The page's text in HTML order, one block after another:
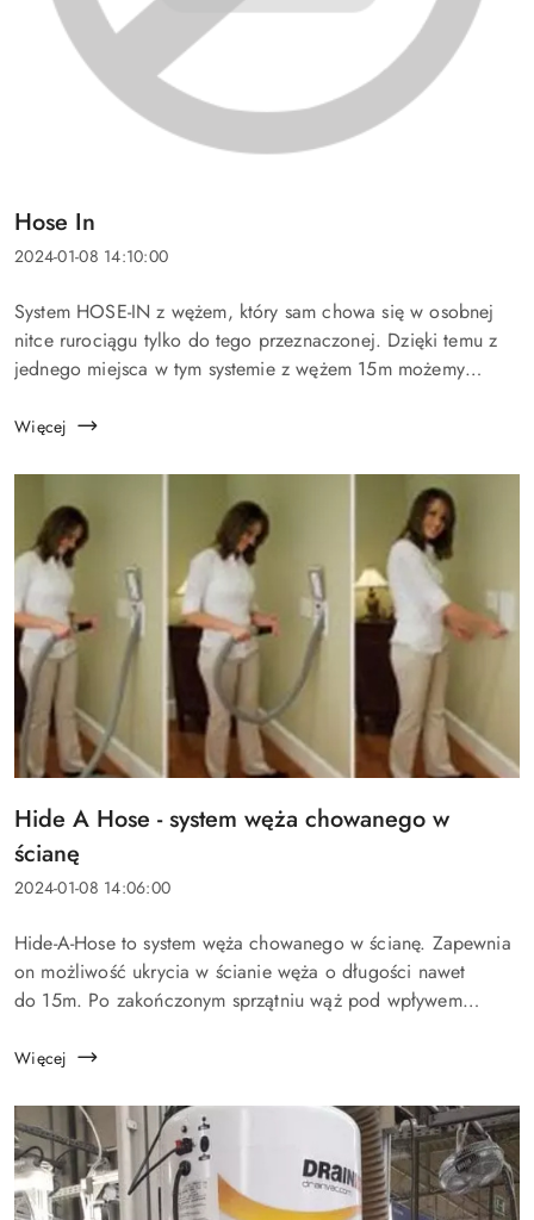
Tytuł
artykułu:
Hose In
Data
2024-01-08 14:10:00
Treść
artykułu:
System HOSE-IN z wężem, który sam chowa się w osobnej
nitce rurociągu tylko do tego przeznaczonej. Dzięki temu z
jednego miejsca w tym systemie z wężem 15m możemy
i przechowywania węża w...
Więcej
Tytuł
artykułu:
Hide A Hose - system węża chowanego w
ścianę
Data
2024-01-08 14:06:00
Treść
artykułu:
Hide-A-Hose to system węża chowanego w ścianę. Zapewnia
on możliwość ukrycia w ścianie węża o długości nawet
do 15m. Po zakończonym sprzątniu wąż pod wpływem
Więcej